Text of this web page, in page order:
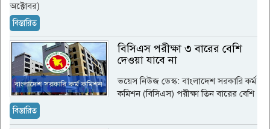
অক্টোবর)
বিস্তারিত
বিসিএস পরীক্ষা ৩ বারের বেশি
দেওয়া যাবে না
ভয়েস নিউজ ডেস্ক: বাংলাদেশ সরকারি কর্ম
কমিশন (বিসিএস) পরীক্ষা তিন বারের বেশি
বিস্তারিত